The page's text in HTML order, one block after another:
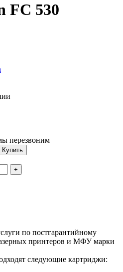
FC 530
перезвоним
Купить
+
по постгарантийному
принтеров и МФУ марки
следующие картриджи: